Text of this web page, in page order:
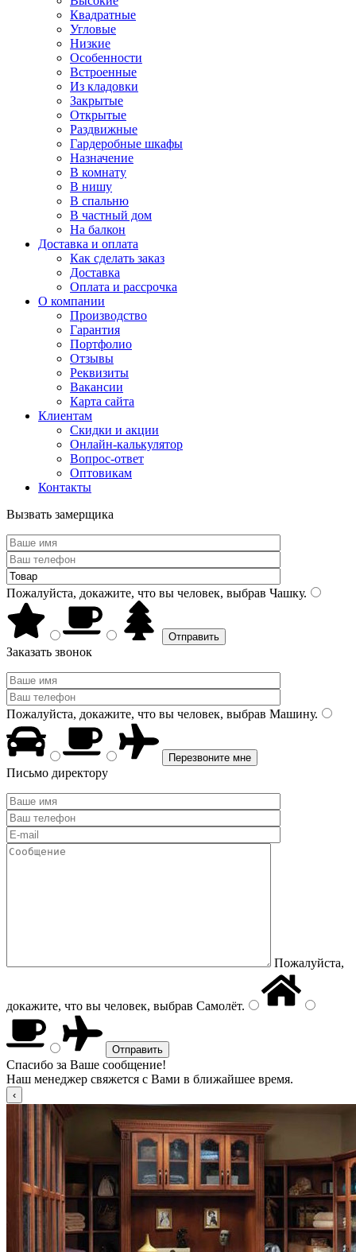
Квадратные
Угловые
Низкие
Особенности
Встроенные
Из кладовки
Закрытые
Открытые
Раздвижные
Гардеробные шкафы
Назначение
В комнату
В нишу
В спальню
В частный дом
На балкон
Доставка и оплата
Как сделать заказ
Доставка
Оплата и рассрочка
О компании
Производство
Гарантия
Портфолио
Отзывы
Реквизиты
Вакансии
Карта сайта
Клиентам
Скидки и акции
Онлайн-калькулятор
Вопрос-ответ
Оптовикам
Контакты
Вызвать замерщика
Пожалуйста, докажите, что вы человек, выбрав Чашку.
Заказать звонок
Пожалуйста, докажите, что вы человек, выбрав Машину.
Письмо директору
Пожалуйста,
докажите, что вы человек, выбрав Самолёт.
Спасибо за Ваше сообщение!
Наш менеджер свяжется с Вами в ближайшее время.